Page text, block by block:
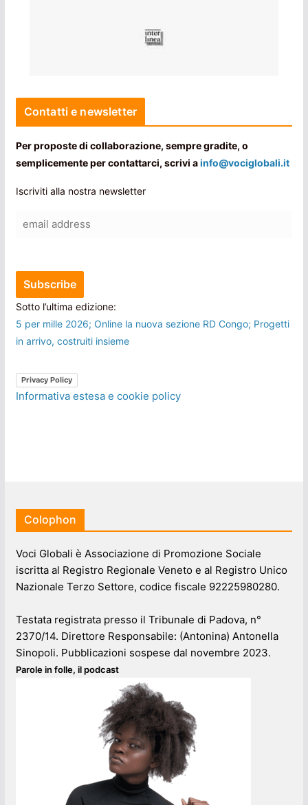
Contatti e newsletter
Per proposte di collaborazione, sempre gradite, o
semplicemente per contattarci, scrivi ainfo@vociglobali.it
Iscriviti alla nostra newsletter
Sotto l’ultima edizione:
5 per mille 2026; Online la nuova sezione RD Congo; Progetti
in arrivo, costruiti insieme
Privacy Policy
Informativa estesa e cookie policy
Colophon
Voci Globali è Associazione di Promozione Sociale
iscritta al Registro Regionale Veneto e al Registro Unico
Nazionale Terzo Settore, codice fiscale 92225980280.
Testata registrata presso il Tribunale di Padova, n°
2370/14. Direttore Responsabile: (Antonina) Antonella
Sinopoli. Pubblicazioni sospese dal novembre 2023.
Parole in folle, il podcast